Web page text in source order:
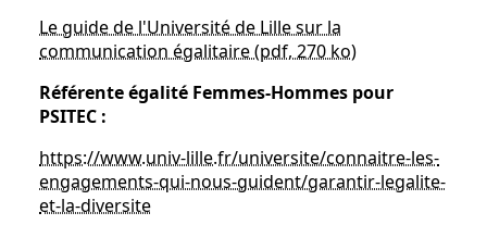
Le guide de l'Université de Lille sur la
communication égalitaire (pdf, 270 ko)
Référente égalité Femmes-Hommes pour
PSITEC :
https://www.univ-lille.fr/universite/connaitre-les-
engagements-qui-nous-guident/garantir-legalite-
et-la-diversite